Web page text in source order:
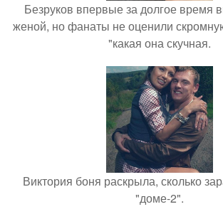
Безруков впервые за долгое время
женой, но фанаты не оценили
"какая она скучная.
Виктория боня раскрыла, сколько
"доме-2".